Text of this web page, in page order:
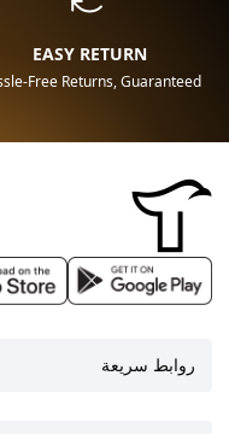
EASY RETURN
Free Returns, Guaranteed
روابط سريعة